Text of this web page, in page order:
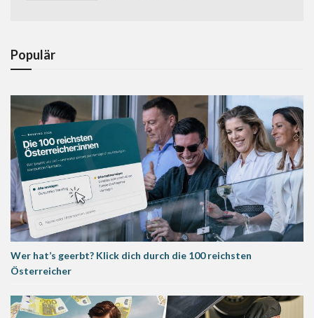
Populär
Wer hat’s geerbt? Klick dich durch die 100 reichsten
Österreicher